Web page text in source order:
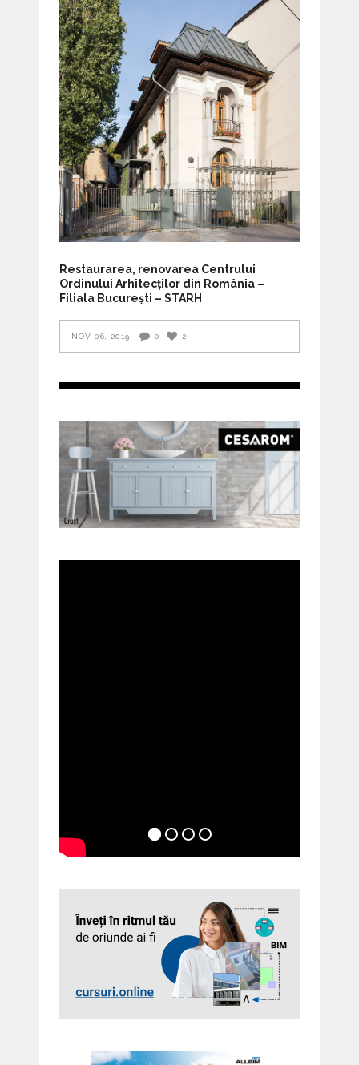
Restaurarea, renovarea Centrului
Ordinului Arhitecților din România –
Filiala București – STARH
NOV 06, 2019 0 2